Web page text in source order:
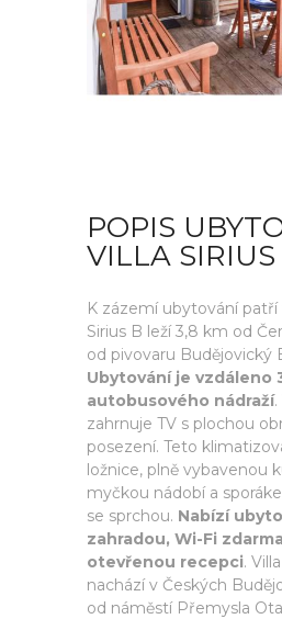
POPIS
VILLA SIRIUS
K zázemí ubytování patří
Sirius B leží 3,8 km od
od pivovaru Budějovický
Ubytování je vzdáleno
autobusového nádraží.
zahrnuje TV s plochou
posezení. Teto
ložnice, plně vybavenou
myčkou nádobí a
se sprchou. Nabízí
zahradou, Wi-Fi
otevřenou recepci.
nachází v Českých
od náměstí Přemysla